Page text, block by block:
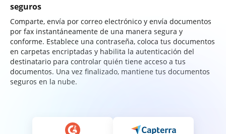
seguros
Comparte, envía por correo electrónico y envía documentos
por fax instantáneamente de una manera segura y
conforme. Establece una contraseña, coloca tus documentos
en carpetas encriptadas y habilita la autenticación del
destinatario para controlar quién tiene acceso a tus
documentos. Una vez finalizado, mantiene tus documentos
seguros en la nube.